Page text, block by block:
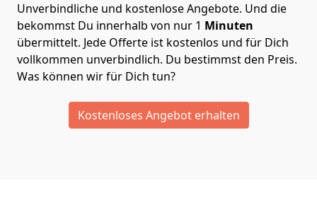
Unverbindliche und kostenlose Angebote. Und die
bekommst Du innerhalb von nur 1 Minuten
übermittelt. Jede Offerte ist kostenlos und für Dich
vollkommen unverbindlich. Du bestimmst den Preis.
Was können wir für Dich tun?
Kostenloses Angebot erhalten